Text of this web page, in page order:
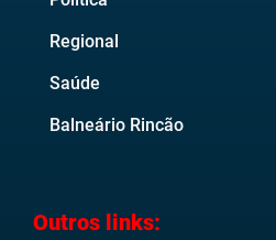
Regional
Saúde
Balneário Rincão
Outros links: